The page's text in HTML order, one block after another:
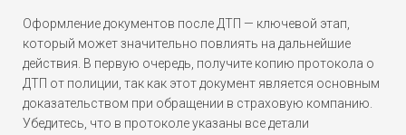
Оформление документов после ДТП — ключевой этап,
который может значительно повлиять на дальнейшие
действия. В первую очередь, получите копию протокола о
ДТП от полиции, так как этот документ является основным
доказательством при обращении в страховую компанию.
Убедитесь, что в протоколе указаны все детали